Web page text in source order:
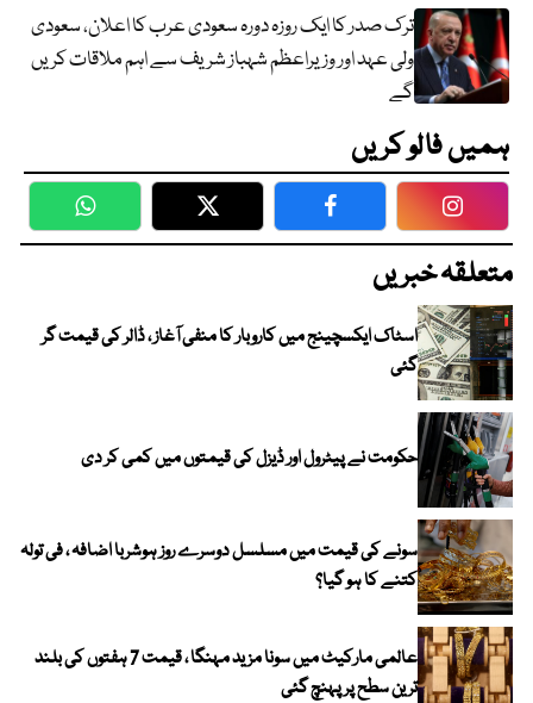
ترک صدر کا ایک روزہ دورہ سعودی عرب کا اعلان، سعودی
ولی عہد اور وزیراعظم شہباز شریف سے اہم ملاقات کریں
گے
ہمیں فالو کریں
WhatsApp Twitter Facebook
متعلقہ خبریں
اسٹاک ایکسچینج میں کاروبار کا منفی آغاز ، ڈالر کی قیمت گر
گئی
حکومت نے پیٹرول اور ڈیزل کی قیمتوں میں کمی کر دی
سونے کی قیمت میں مسلسل دوسرے روز ہوشربا اضافہ ، فی تولہ
کتنے کا ہو گیا؟
عالمی مارکیٹ میں سونا مزید مہنگا ، قیمت 7 ہفتوں کی بلند
ترین سطح پر پہنچ گئی